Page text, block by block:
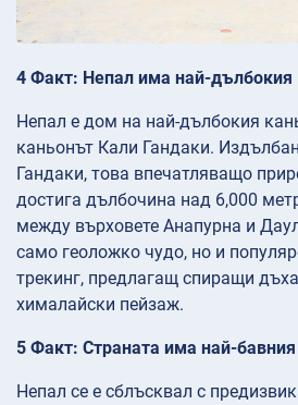
4 Факт: Непал има най-дълбокия
Непал е дом на най-дълбокия
каньонът Кали Гандаки.
Гандаки, това впечатляващо
достига дълбочина над 6,000
между върховете Анапурна и
само геоложко чудо, но и
трекинг, предлагащ спиращи
хималайски пейзаж.
5 Факт: Страната има най-бавния
Непал се е сблъсквал с